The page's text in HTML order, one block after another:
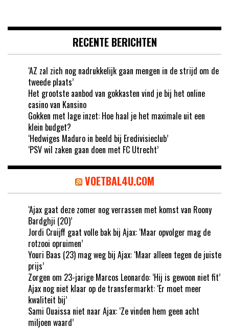
RECENTE BERICHTEN
‘AZ zal zich nog nadrukkelijk gaan mengen in de strijd om de
tweede plaats’
Het grootste aanbod van gokkasten vind je bij het online
casino van Kansino
Gokken met lage inzet: Hoe haal je het maximale uit een
klein budget?
‘Hedwiges Maduro in beeld bij Eredivisieclub’
‘PSV wil zaken gaan doen met FC Utrecht’
VOETBAL4U.COM
‘Ajax gaat deze zomer nog verrassen met komst van Roony
Bardghji (20)’
Jordi Cruijff gaat volle bak bij Ajax: ‘Maar opvolger mag de
rotzooi opruimen’
Youri Baas (23) mag weg bij Ajax: ‘Maar alleen tegen de juiste
prijs’
Zorgen om 23-jarige Marcos Leonardo: ‘Hij is gewoon niet fit’
Ajax nog niet klaar op de transfermarkt: ‘Er moet meer
kwaliteit bij’
Sami Ouaissa niet naar Ajax: ‘Ze vinden hem geen acht
miljoen waard’